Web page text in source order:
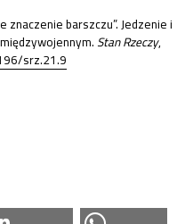
znaczenie barszczu”. Jedzenie i
Stan Rzeczy,
srz.21.9